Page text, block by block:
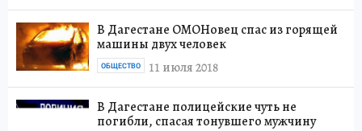
В Дагестане ОМОНовец спас из горящей
машины двух человек
11 июля 2018
ОБЩЕСТВО
В Дагестане полицейские чуть не
погибли, спасая тонувшего мужчину